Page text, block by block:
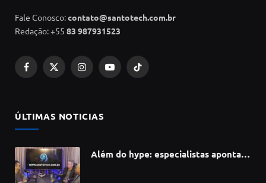
Fale Conosco:contato@santotech.com.br
Redação: +55 83 987931523
Facebook
X
InstagramYouTubeTikTok
ÚLTIMAS NOTICIAS
Além do hype: especialistas apontam